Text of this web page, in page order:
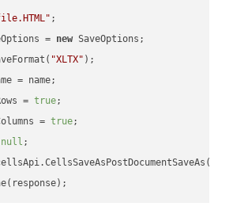
;
= new SaveOptions;
"XLTX"
= true
= true
null